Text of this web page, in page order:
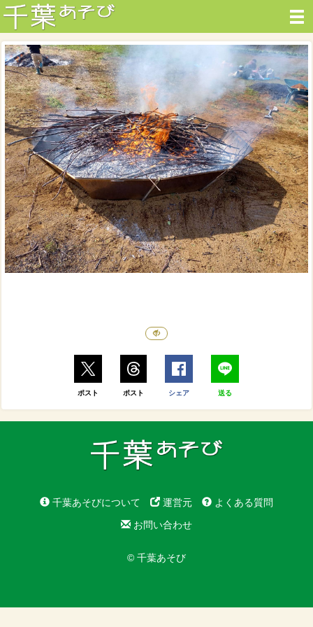
ポスト ポスト シェア 送る
千葉あそびについて 運営元
よくある質問
お問い合わせ
© 千葉あそび